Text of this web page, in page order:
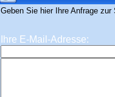
Geben Sie hier Ihre Anfrage zur
Ihre E-Mail-Adresse: